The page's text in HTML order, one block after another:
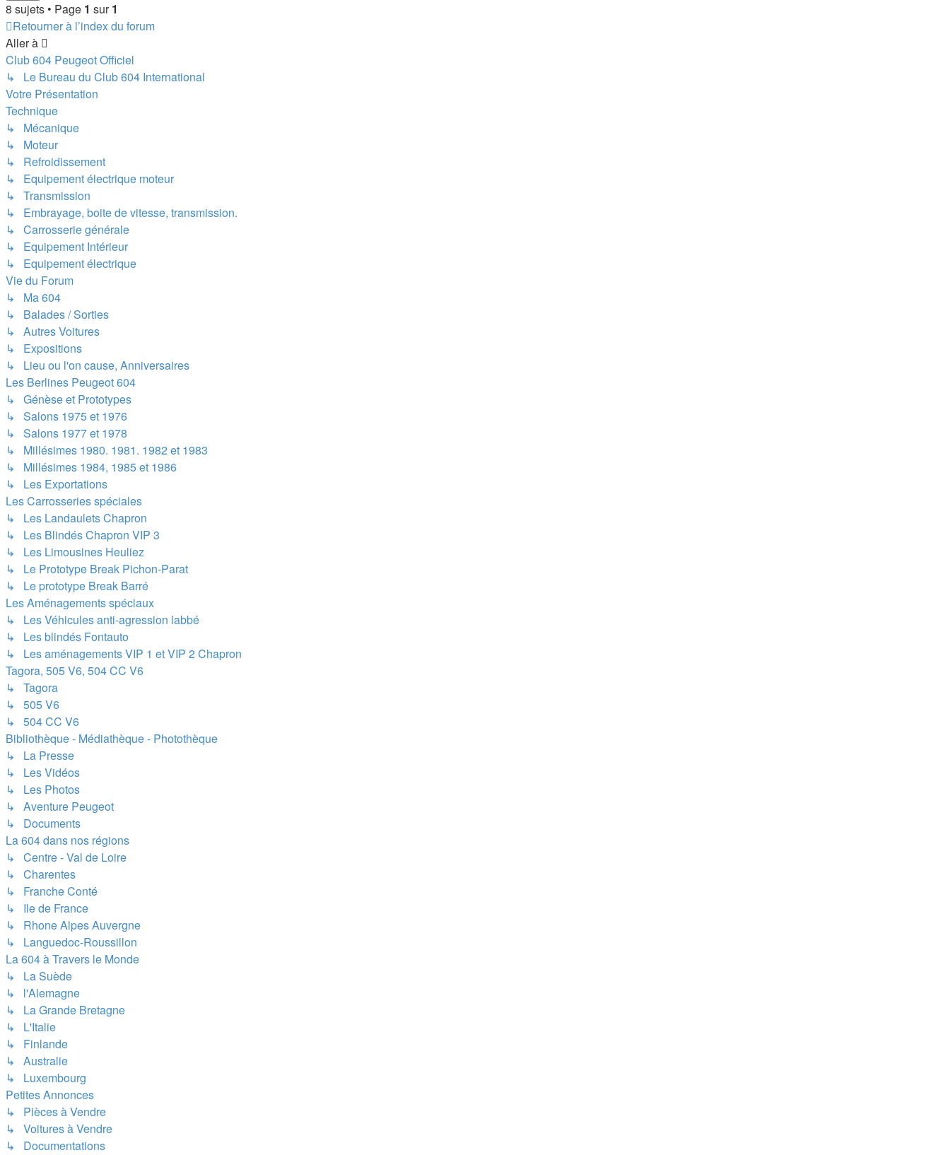
8 sujets • Page 1 sur1
Retourner à l’index du forum
Aller à
Club 604 Peugeot Officiel
↳ Le Bureau du Club 604 International
Votre Présentation
Technique
↳ Mécanique
↳ Moteur
↳ Refroidissement
↳ Equipement électrique moteur
↳ Transmission
↳ Embrayage, boite de vitesse, transmission.
↳ Carrosserie générale
↳ Equipement Intérieur
↳ Equipement électrique
Vie du Forum
↳ Ma 604
↳ Balades / Sorties
↳ Autres Voitures
↳ Expositions
↳ Lieu ou l'on cause, Anniversaires
Les Berlines Peugeot 604
↳ Génèse et Prototypes
↳ Salons 1975 et 1976
↳ Salons 1977 et 1978
↳ Millésimes 1980. 1981. 1982 et 1983
↳ Millésimes 1984, 1985 et 1986
↳ Les Exportations
Les Carrosseries spéciales
↳ Les Landaulets Chapron
↳ Les Blindés Chapron VIP 3
↳ Les Limousines Heuliez
↳ Le Prototype Break Pichon-Parat
↳ Le prototype Break Barré
Les Aménagements spéciaux
↳ Les Véhicules anti-agression labbé
↳ Les blindés Fontauto
↳ Les aménagements VIP 1 et VIP 2 Chapron
Tagora, 505 V6, 504 CC V6
↳ Tagora
↳ 505 V6
↳ 504 CC V6
Bibliothèque - Médiathèque - Photothèque
↳ La Presse
↳ Les Vidéos
↳ Les Photos
↳ Aventure Peugeot
↳ Documents
La 604 dans nos régions
↳ Centre - Val de Loire
↳ Charentes
↳ Franche Conté
↳ Ile de France
↳ Rhone Alpes Auvergne
↳ Languedoc-Roussillon
La 604 à Travers le Monde
↳ La Suède
↳ l'Alemagne
↳ La Grande Bretagne
↳ L'Italie
↳ Finlande
↳ Australie
↳ Luxembourg
Petites Annonces
↳ Pièces à Vendre
↳ Voitures à Vendre
↳ Documentations